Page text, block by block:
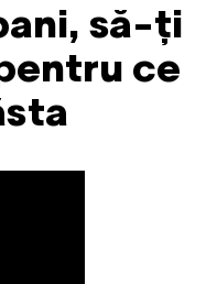
să-ți
ce